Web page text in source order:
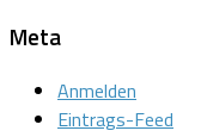
Meta
Anmelden
Eintrags-Feed